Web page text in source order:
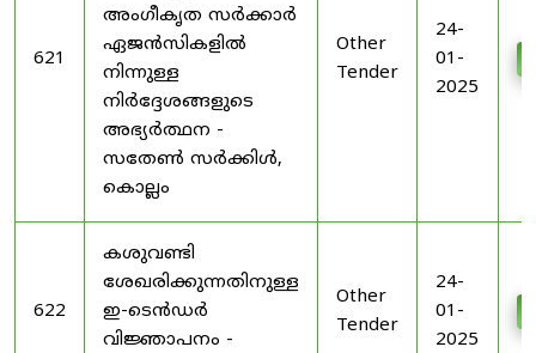
621
അംഗീകൃത സർക്കാർ
ഏജൻസികളിൽ
നിന്നുള്ള
നിർദ്ദേശങ്ങളുടെ
അഭ്യർത്ഥന -
സതേൺ സർക്കിൾ,
കൊല്ലം
Other
Tender
24-
01-
2025
622
കശുവണ്ടി
ശേഖരിക്കുന്നതിനുള്ള
ഇ-ടെൻഡർ
വിജ്ഞാപനം -
Other
Tender
24-
01-
2025